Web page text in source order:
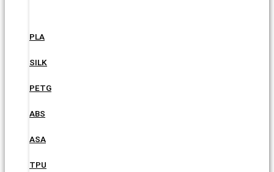
PLA
SILK
PETG
ABS
ASA
TPU